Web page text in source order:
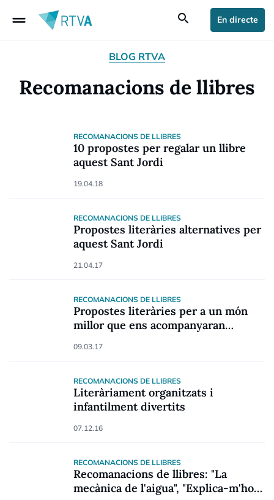
drag_handle search En directe
BLOG RTVA
Recomanacions de llibres
RECOMANACIONS DE LLIBRES
10 propostes per regalar un llibre
aquest Sant Jordi
19.04.18
RECOMANACIONS DE LLIBRES
Propostes literàries alternatives per
aquest Sant Jordi
21.04.17
RECOMANACIONS DE LLIBRES
Propostes literàries per a un món
millor que ens acompanyaran
09.03.17
RECOMANACIONS DE LLIBRES
Literàriament organitzats i
infantilment divertits
07.12.16
RECOMANACIONS DE LLIBRES
Recomanacions de llibres: "La
mecànica de l'aigua", "Explica-m'ho" i